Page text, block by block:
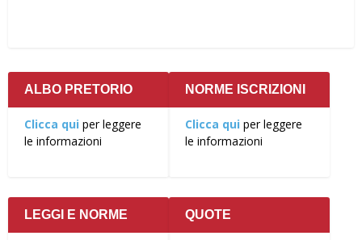
ALBO PRETORIO
Clicca qui per leggere
le informazioni
NORME ISCRIZIONI
Clicca qui per leggere
le informazioni
LEGGI E NORME QUOTE